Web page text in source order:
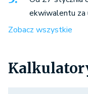
ekwiwalentu za
Zobacz wszystkie